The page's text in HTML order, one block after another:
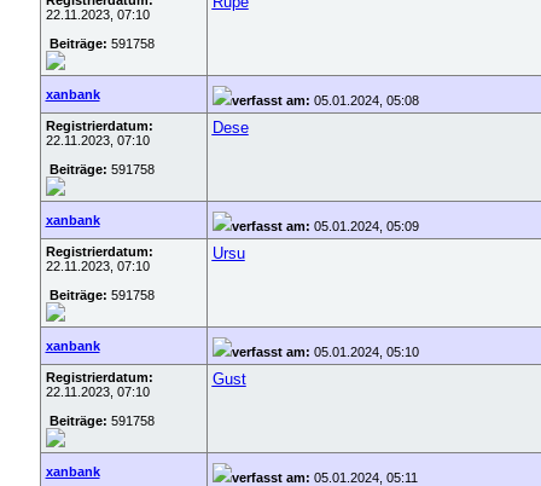
22.11.2023, 07:10
Beiträge: 591758
xanbank verfasst am: 05.01.2024, 05:08
Registrierdatum:
22.11.2023, 07:10
Beiträge: 591758
Dese
xanbank verfasst am: 05.01.2024, 05:09
Registrierdatum:
22.11.2023, 07:10
Beiträge: 591758
Ursu
xanbank verfasst am: 05.01.2024, 05:10
Registrierdatum:
22.11.2023, 07:10
Beiträge: 591758
Gust
xanbank verfasst am: 05.01.2024, 05:11